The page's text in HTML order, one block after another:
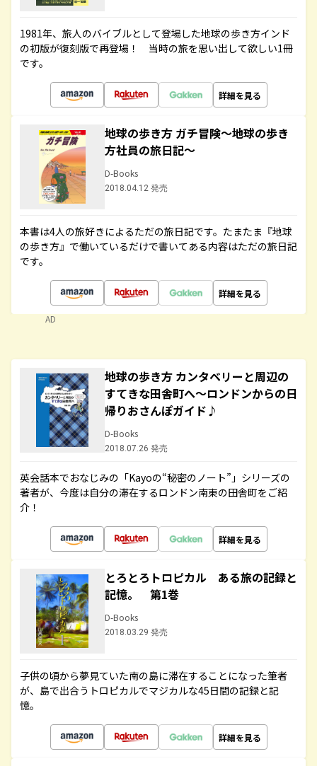
1981年、旅人のバイブルとして登場した地球の歩き方インド
の初版が復刻版で再登場！ 当時の旅を思い出して欲しい1冊
です。
詳細を見る
地球の歩き方 ガチ冒険～地球の歩き
方社員の旅日記～
D-Books
2018.04.12 発売
本書は4人の旅好きによるただの旅日記です。たまたま『地球
の歩き方』で働いているだけで書いてある内容はただの旅日記
です。
詳細を見る
AD
地球の歩き方 カンタベリーと周辺の
すてきな田舎町へ～ロンドンからの日
帰りおさんぽガイド♪
D-Books
2018.07.26 発売
英会話本でおなじみの「Kayoの“秘密のノート”」シリーズの
著者が、今度は自分の滞在するロンドン南東の田舎町をご紹
介！
詳細を見る
とろとろトロピカル ある旅の記録と
記憶。 第1巻
D-Books
2018.03.29 発売
子供の頃から夢見ていた南の島に滞在することになった筆者
が、島で出合うトロピカルでマジカルな45日間の記録と記
憶。
詳細を見る